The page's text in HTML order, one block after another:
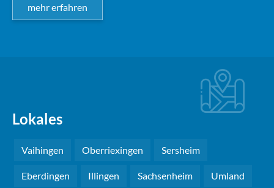
mehr erfahren
Lokales
Vaihingen Oberriexingen Sersheim
Eberdingen Illingen Sachsenheim Umland